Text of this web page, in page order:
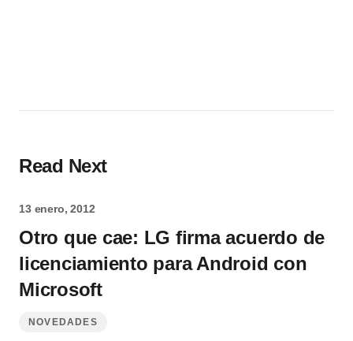
Read Next
13 enero, 2012
Otro que cae: LG firma acuerdo de
licenciamiento para Android con
Microsoft
NOVEDADES